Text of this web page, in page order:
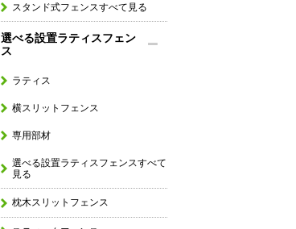
スタンド式フェンスすべて見る
選べる設置ラティスフェン
ス
ラティス
横スリットフェンス
専用部材
選べる設置ラティスフェンスすべて
見る
枕木スリットフェンス